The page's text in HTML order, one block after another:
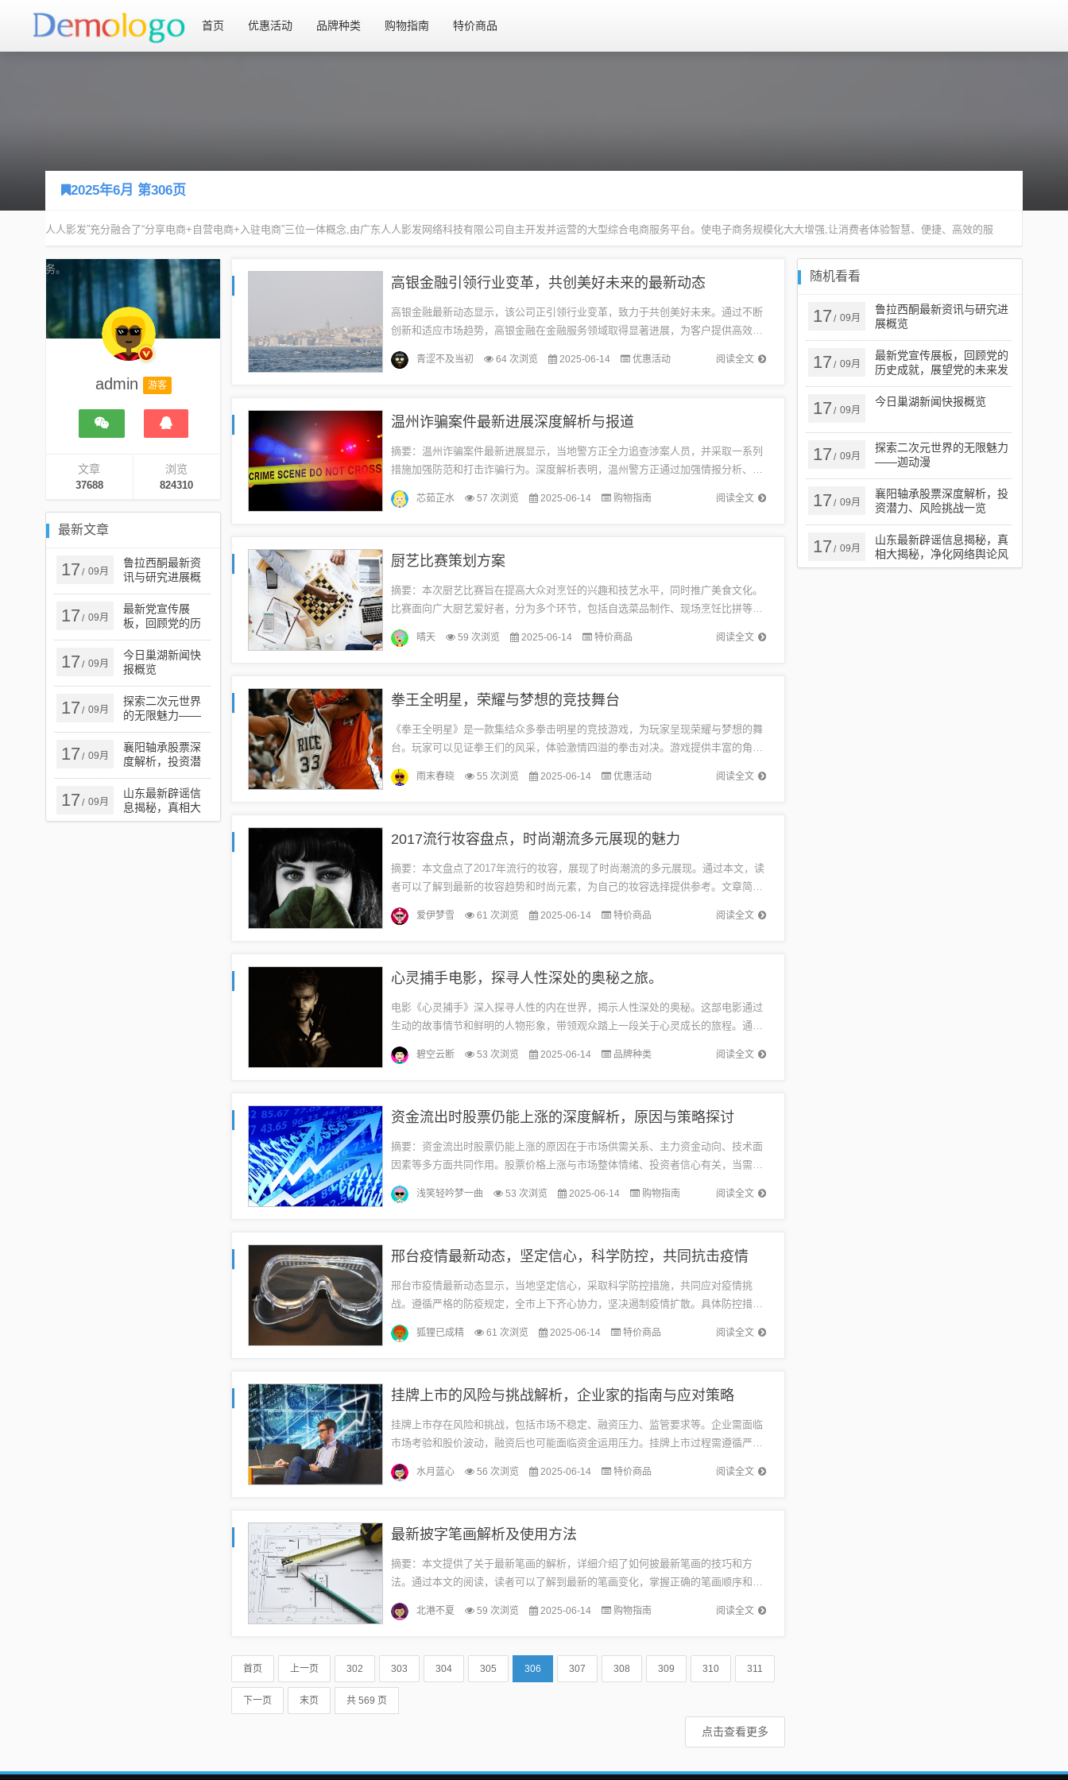
首页 优惠活动 品牌种类 购物指南 特价商品
2025年6月 第306页
人人影发”充分融合了“分享电商+自营电商+入驻电商”三位一体概念,由广东人人影发网络科技有限公司自主开发并运营的大型综合电商服务平台。使电子商务规模化大大增强,让消费者体验智慧、便捷、高效的服
务。
您现在的位置： 首页 2025年6月 第306页
admin 游客
文章
37688
浏览
824310
最新文章
17 / 09月
鲁拉西酮最新资
讯与研究进展概
览
17 / 09月
最新党宣传展
板，回顾党的历
史成就，展望党
的未来发展
17 / 09月
今日巢湖新闻快
报概览
17 / 09月
探索二次元世界
的无限魅力——
迦动漫
17 / 09月
襄阳轴承股票深
度解析，投资潜
力、风险挑战一
览
17 / 09月
山东最新辟谣信
息揭秘，真相大
揭秘，净化网络
高银金融引领行业变革，共创美好未来的最新动态
高银金融最新动态显示，该公司正引领行业变革，致力于共创美好未来。通过不断
创新和适应市场趋势，高银金融在金融服务领域取得显著进展，为客户提供高效、
便捷、安全的金融产品和服务。该公司积极拥抱新技术，不断提升自身实力，以
应...
阅读全文
青涩不及当初 64 次浏览 2025-06-14 优惠活动
温州诈骗案件最新进展深度解析与报道
摘要：温州诈骗案件最新进展显示，当地警方正全力追查涉案人员，并采取一系列
措施加强防范和打击诈骗行为。深度解析表明，温州警方正通过加强情报分析、加
大宣传力度、强化监管力度等多种手段，全力维护社会安全和稳定。公众也应提
高...
阅读全文
芯茹芷水 57 次浏览 2025-06-14 购物指南
厨艺比赛策划方案
摘要：本次厨艺比赛旨在提高大众对烹饪的兴趣和技艺水平，同时推广美食文化。
比赛面向广大厨艺爱好者，分为多个环节，包括自选菜品制作、现场烹饪比拼等。
比赛将邀请专业评委进行评分，并设置奖项以表彰优秀选手。此次活动旨在发掘
和...
阅读全文
晴天 59 次浏览 2025-06-14 特价商品
拳王全明星，荣耀与梦想的竞技舞台
《拳王全明星》是一款集结众多拳击明星的竞技游戏，为玩家呈现荣耀与梦想的舞
台。玩家可以见证拳王们的风采，体验激情四溢的拳击对决。游戏提供丰富的角色
选择和多样化的竞技模式，让玩家感受到拳击运动的魅力。在这个舞台上，荣耀
与...
阅读全文
雨末春晓 55 次浏览 2025-06-14 优惠活动
2017流行妆容盘点，时尚潮流多元展现的魅力
摘要：本文盘点了2017年流行的妆容，展现了时尚潮流的多元展现。通过本文，读
者可以了解到最新的妆容趋势和时尚元素，为自己的妆容选择提供参考。文章简洁
明了，重点明确，字数适中，便于读者快速了解内容。清新自然妆容以其清新...
阅读全文
爱伊梦雪 61 次浏览 2025-06-14 特价商品
心灵捕手电影，探寻人性深处的奥秘之旅。
电影《心灵捕手》深入探寻人性的内在世界，揭示人性深处的奥秘。这部电影通过
生动的故事情节和鲜明的人物形象，带领观众踏上一段关于心灵成长的旅程。通过
这部电影，人们得以洞察人性的复杂性和多面性，理解并接纳自己的内心世界，
从...
阅读全文
碧空云断 53 次浏览 2025-06-14 品牌种类
资金流出时股票仍能上涨的深度解析，原因与策略探讨
摘要：资金流出时股票仍能上涨的原因在于市场供需关系、主力资金动向、技术面
因素等多方面共同作用。股票价格上涨与市场整体情绪、投资者信心有关，当需求
大于供应时，股价可能上涨；主力资金可能在流出同时有其他机构或大户在买
入，...
阅读全文
浅笑轻吟梦一曲 53 次浏览 2025-06-14 购物指南
邢台疫情最新动态，坚定信心，科学防控，共同抗击疫情
邢台市疫情最新动态显示，当地坚定信心，采取科学防控措施，共同应对疫情挑
战。遵循严格的防疫规定，全市上下齐心协力，坚决遏制疫情扩散。具体防控措施
正在有序实施中，以确保人民群众健康安全。这是一场全民参与的战斗，需要每个
人...
阅读全文
狐狸已成精 61 次浏览 2025-06-14 特价商品
挂牌上市的风险与挑战解析，企业家的指南与应对策略
挂牌上市存在风险和挑战，包括市场不稳定、融资压力、监管要求等。企业需面临
市场考验和股价波动，融资后也可能面临资金运用压力。挂牌上市过程需遵循严格
监管，不符合规定可能引发风险。对于企业家而言，挂牌上市需审慎决策，全面
评...
阅读全文
水月蓝心 56 次浏览 2025-06-14 特价商品
最新披字笔画解析及使用方法
摘要：本文提供了关于最新笔画的解析，详细介绍了如何披最新笔画的技巧和方
法。通过本文的阅读，读者可以了解到最新的笔画变化，掌握正确的笔画顺序和技
巧，从而更好地掌握汉字书写的精髓。本文内容简洁明了，对于学习汉字书写的人
来...
阅读全文
北港不夏 59 次浏览 2025-06-14 购物指南
首页 上一页 302 303 304 305 306 307 308 309 310 311
下一页 末页 共 569 页
点击查看更多
随机看看
17 / 09月
鲁拉西酮最新资讯与研究进
展概览
17 / 09月
最新党宣传展板，回顾党的
历史成就，展望党的未来发
展
17 / 09月
今日巢湖新闻快报概览
17 / 09月
探索二次元世界的无限魅力
——迦动漫
17 / 09月
襄阳轴承股票深度解析，投
资潜力、风险挑战一览
17 / 09月
山东最新辟谣信息揭秘，真
相大揭秘，净化网络舆论风
暴